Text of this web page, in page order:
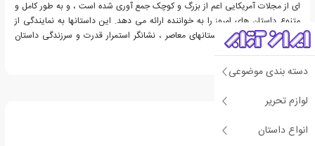
دسته بندی موضوعی
لوازم تحریر
انواع داستان
ای از مجلات آمریکایی اعم از بزرگ و کوچک جمع آوری شده است ، و به طور کامل و
متنوع داستان های امروز را به خواننده ارائه می دهد. این داستانها به نمایندگی از
تعالی داستان نویسی داستانهای معاصر ، نشانگر استمرار قدرت و سرزندگی داستان
کوتاه آمریکاست.
درباره استیون کینگ